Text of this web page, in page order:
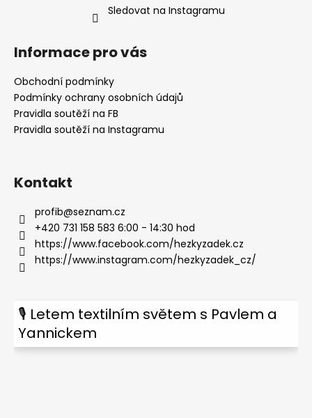
Sledovat na Instagramu
Informace pro vás
Obchodní podmínky
Podmínky ochrany osobních údajů
Pravidla soutěží na FB
Pravidla soutěží na Instagramu
Kontakt
profib@seznam.cz
+420 731 158 583 6:00 - 14:30 hod
https://www.facebook.com/hezkyzadek.cz
https://www.instagram.com/hezkyzadek_cz/
🎙 Letem textilním světem s Pavlem a
Yannickem